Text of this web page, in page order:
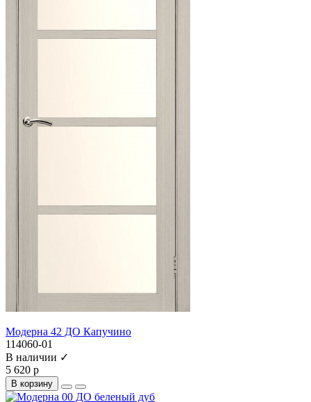
Модерна 42 ДО Капучино
114060-01
В наличии ✓
5 620 р
В корзину